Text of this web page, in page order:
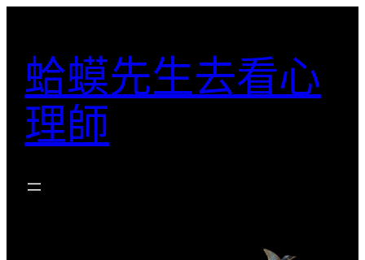
蛤蟆先生去看心
理師